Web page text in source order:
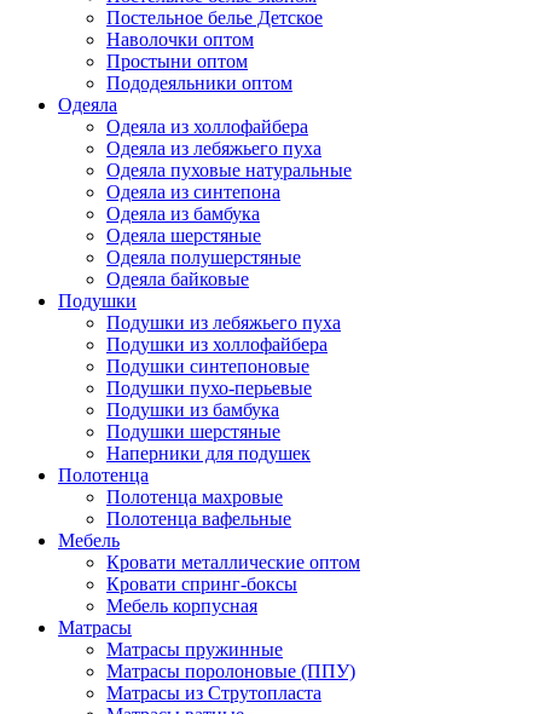
Постельное белье Детское
Наволочки оптом
Простыни оптом
Пододеяльники оптом
Одеяла
Одеяла из холлофайбера
Одеяла из лебяжьего пуха
Одеяла пуховые натуральные
Одеяла из синтепона
Одеяла из бамбука
Одеяла шерстяные
Одеяла полушерстяные
Одеяла байковые
Подушки
Подушки из лебяжьего пуха
Подушки из холлофайбера
Подушки синтепоновые
Подушки пухо-перьевые
Подушки из бамбука
Подушки шерстяные
Наперники для подушек
Полотенца
Полотенца махровые
Полотенца вафельные
Мебель
Кровати металлические оптом
Кровати спринг-боксы
Мебель корпусная
Матрасы
Матрасы пружинные
Матрасы поролоновые (ППУ)
Матрасы из Струтопласта